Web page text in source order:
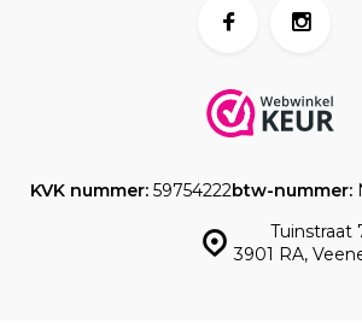
Tuinstraat
3901 RA,
KVK nummer: 59754222btw-nummer: